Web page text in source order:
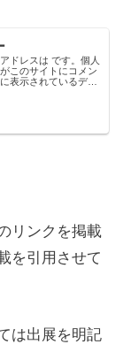
ドレスは です。個人
このサイトにコメン
表示されているデー
リンクを掲載
を引用させて
は出展を明記